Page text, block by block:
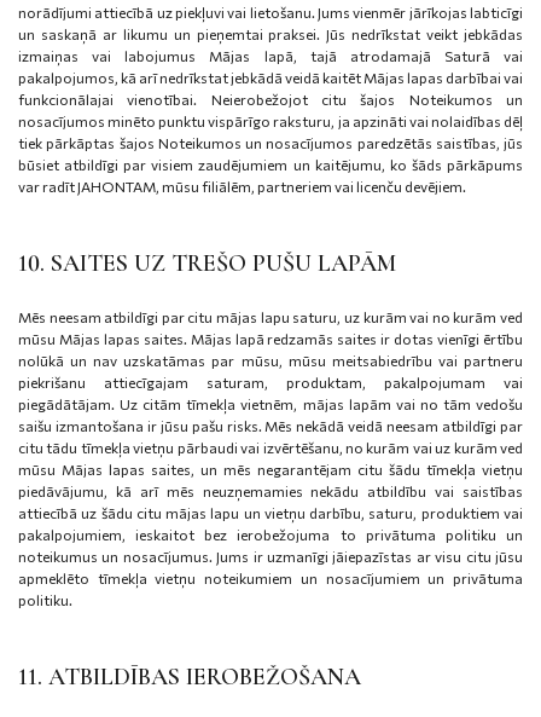
norādījumi attiecībā uz piekļuvi vai lietošanu. Jums vienmēr jārīkojas labticīgi
un saskaņā ar likumu un pieņemtai praksei. Jūs nedrīkstat veikt jebkādas
izmaiņas vai labojumus Mājas lapā, tajā atrodamajā Saturā vai
pakalpojumos, kā arī nedrīkstat jebkādā veidā kaitēt Mājas lapas darbībai vai
funkcionālajai vienotībai. Neierobežojot citu šajos Noteikumos un
nosacījumos minēto punktu vispārīgo raksturu, ja apzināti vai nolaidības dēļ
tiek pārkāptas šajos Noteikumos un nosacījumos paredzētās saistības, jūs
būsiet atbildīgi par visiem zaudējumiem un kaitējumu, ko šāds pārkāpums
var radīt JAHONTAM, mūsu filiālēm, partneriem vai licenču devējiem.
10. SAITES UZ TREŠO PUŠU LAPĀM
Mēs neesam atbildīgi par citu mājas lapu saturu, uz kurām vai no kurām ved
mūsu Mājas lapas saites. Mājas lapā redzamās saites ir dotas vienīgi ērtību
nolūkā un nav uzskatāmas par mūsu, mūsu meitsabiedrību vai partneru
piekrišanu attiecīgajam saturam, produktam, pakalpojumam vai
piegādātājam. Uz citām tīmekļa vietnēm, mājas lapām vai no tām vedošu
saišu izmantošana ir jūsu pašu risks. Mēs nekādā veidā neesam atbildīgi par
citu tādu tīmekļa vietņu pārbaudi vai izvērtēšanu, no kurām vai uz kurām ved
mūsu Mājas lapas saites, un mēs negarantējam citu šādu tīmekļa vietņu
piedāvājumu, kā arī mēs neuzņemamies nekādu atbildību vai saistības
attiecībā uz šādu citu mājas lapu un vietņu darbību, saturu, produktiem vai
pakalpojumiem, ieskaitot bez ierobežojuma to privātuma politiku un
noteikumus un nosacījumus. Jums ir uzmanīgi jāiepazīstas ar visu citu jūsu
apmeklēto tīmekļa vietņu noteikumiem un nosacījumiem un privātuma
politiku.
11. ATBILDĪBAS IEROBEŽOŠANA